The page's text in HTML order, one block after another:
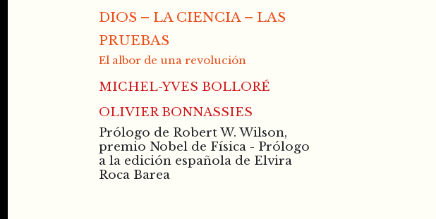
DIOS – LA CIENCIA – LAS
PRUEBAS
El albor de una revolución
MICHEL-YVES BOLLORÉ
OLIVIER BONNASSIES
Prólogo de Robert W. Wilson,
premio Nobel de Física - Prólogo
a la edición española de Elvira
Roca Barea